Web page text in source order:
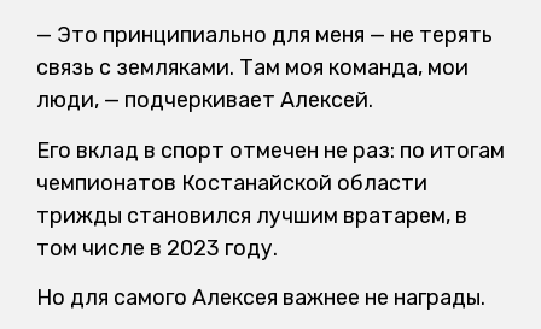
— Это принципиально для меня — не терять
связь с земляками. Там моя команда, мои
люди, — подчеркивает Алексей.
Его вклад в спорт отмечен не раз: по итогам
чемпионатов Костанайской области
трижды становился лучшим вратарем, в
том числе в 2023 году.
Но для самого Алексея важнее не награды.